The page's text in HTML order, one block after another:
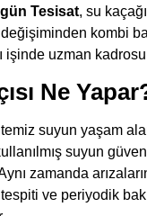
Tesisat, su
kombi
işinde uzman
Ne
suyun yaşam
suyun
zamanda
ve periyodik